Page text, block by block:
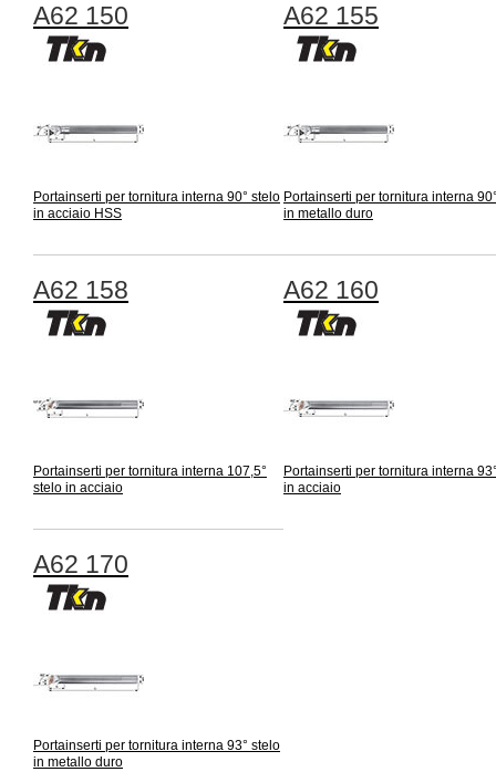
A62 150
Portainserti per tornitura interna 90° stelo
in acciaio HSS
A62 155
Portainserti per tornitura interna
in metallo duro
A62 158
Portainserti per tornitura interna 107,5°
stelo in acciaio
A62 160
Portainserti per tornitura interna
in acciaio
A62 170
Portainserti per tornitura interna 93° stelo
in metallo duro